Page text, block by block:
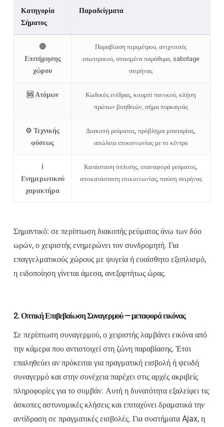
Κατηγορία
Σήματος
Παραδείγματα
🔴
Επιτήρησης
χώρου
Παραβίαση περιμέτρου, ανιχνευτές
εσωτερικού, σπασμένα παράθυρα, sabotage
σειρήνας
🆘 Ατόμων
Κωδικός ενέδρας, κουμπί πανικού, κλήση
πρώτων βοηθειών, σήμα πυρκαγιάς
⚙️ Τεχνικής
φύσεως
Διακοπή ρεύματος, πρόβλημα μπαταρίας,
απώλεια επικοινωνίας με το κέντρο
ℹ️
Ενημερωτικού
χαρακτήρα
Κατάσταση όπλισης, επαναφορά ρεύματος,
αποκατάσταση επικοινωνίας, παύση σειρήνας
Σημαντικό: σε περίπτωση διακοπής ρεύματος άνω των δύο
ωρών, ο χειριστής ενημερώνει τον συνδρομητή. Για
επαγγελματικούς χώρους με ψυγεία ή ευαίσθητο εξοπλισμό,
η ειδοποίηση γίνεται άμεσα, ανεξαρτήτως ώρας.
2. Οπτική Επιβεβαίωση Συναγερμού — μεταφορά εικόνας
Σε περίπτωση συναγερμού, ο χειριστής λαμβάνει εικόνα από
την κάμερα που αντιστοιχεί στη ζώνη παραβίασης. Έτσι
επαληθεύει αν πρόκειται για πραγματική εισβολή ή ψευδή
συναγερμό και στην συνέχεια παρέχει στις αρχές ακριβείς
πληροφορίες για το συμβάν. Αυτή η δυνατότητα εξαλείφει τις
άσκοπες αστυνομικές κλήσεις και επιταχύνει δραματικά την
αντίδραση σε πραγματικές εισβολές. Για συστήματα Ajax, η